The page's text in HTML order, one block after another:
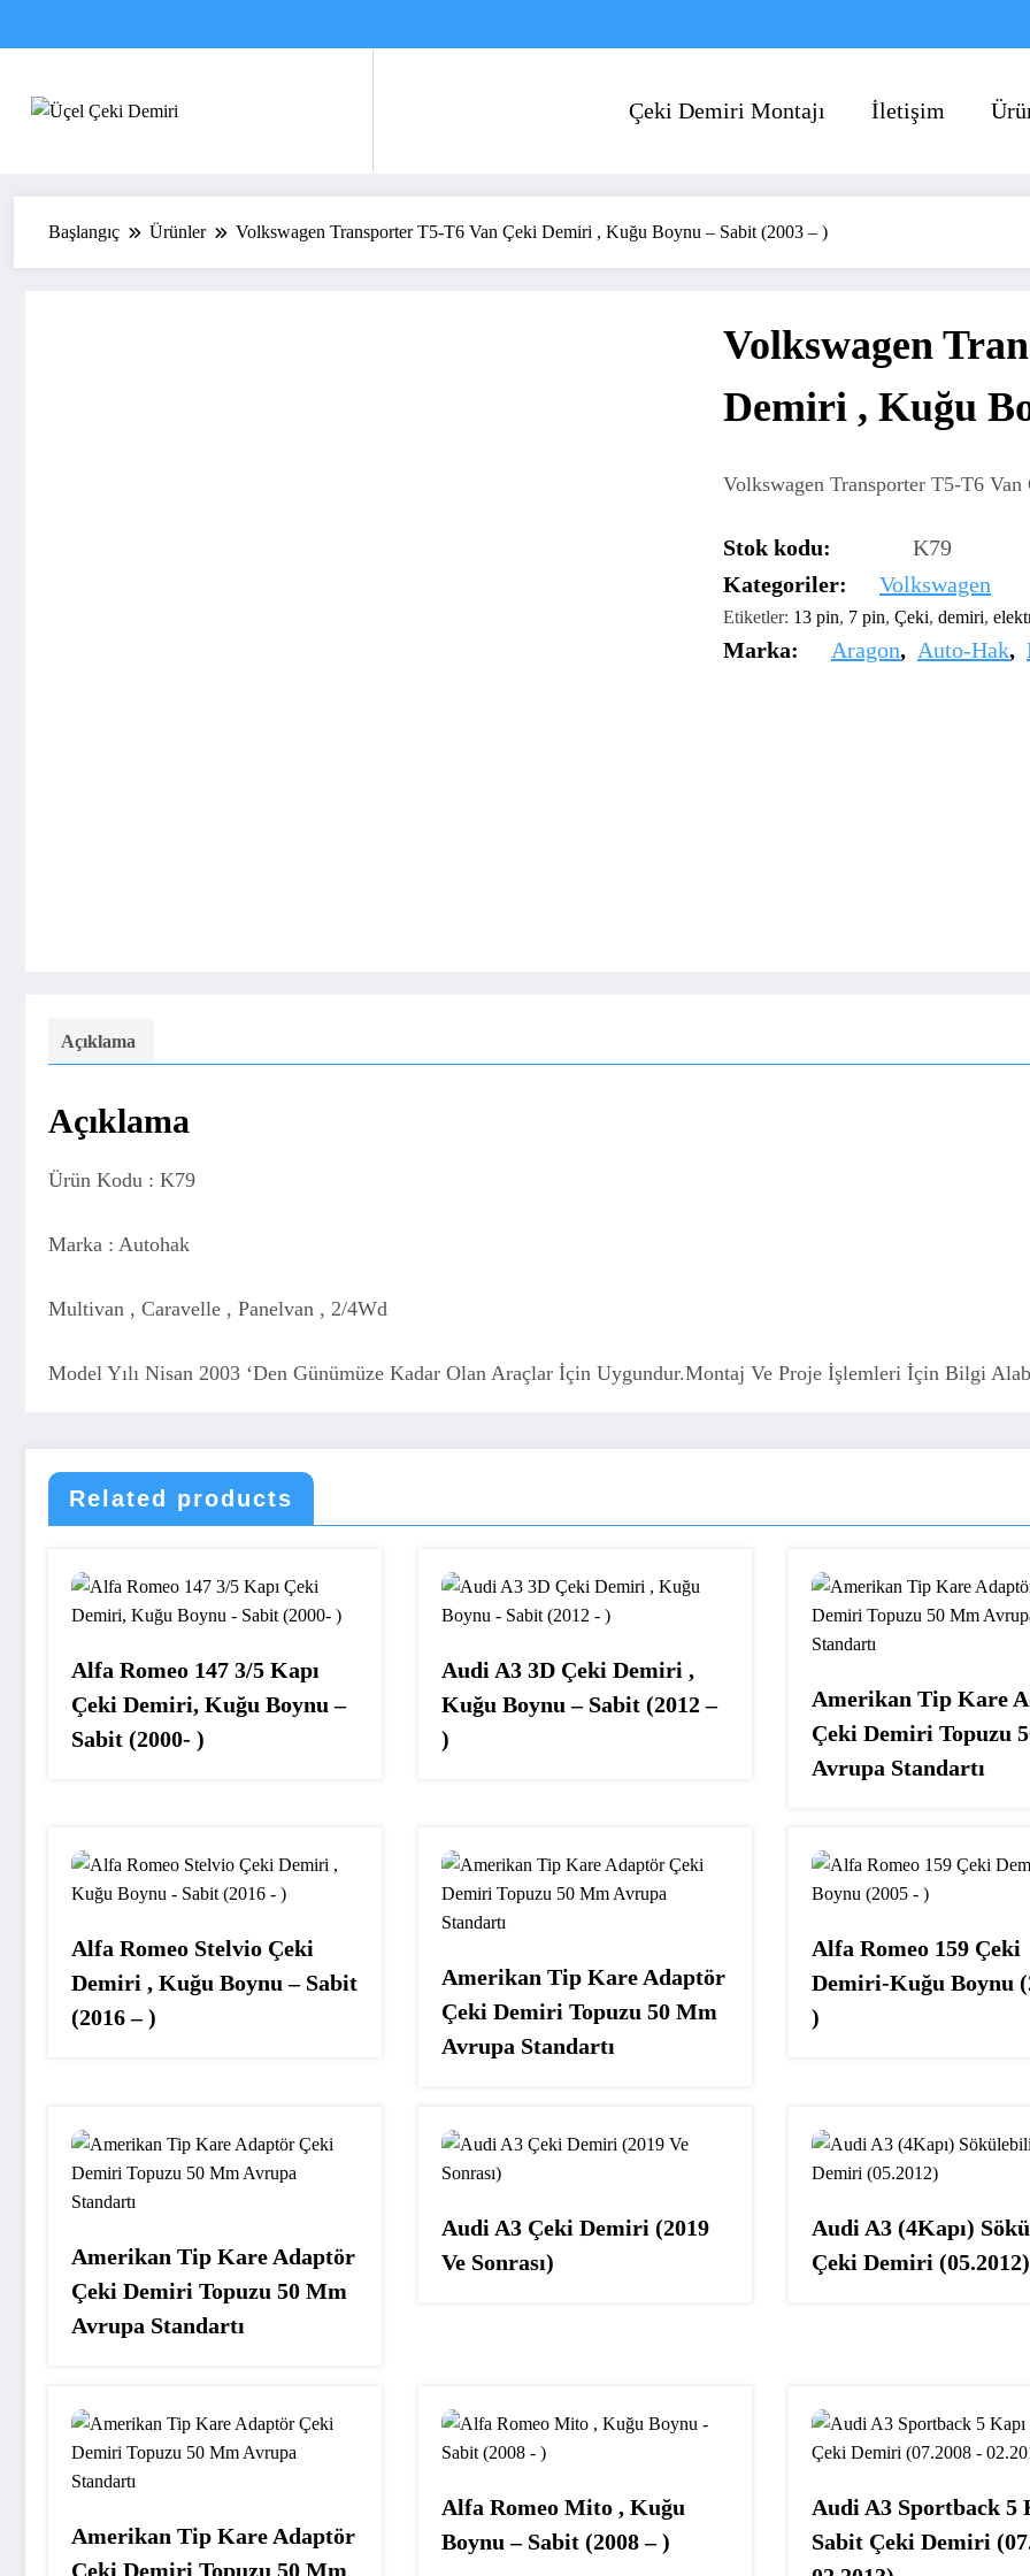
Çeki Demiri Montajı İletişim
Başlangıç Ürünler Volkswagen Transporter T5-T6 Van Çeki Demiri , Kuğu Boynu – Sabit (2003 – )
Volkswagen
Demiri , Kuğu
Volkswagen Transporter T5-T6
Stok kodu:
K79
Kategoriler:
Volkswagen
Etiketler: 13 pin, 7 pin, Çeki, demiri,
Marka: Aragon, Auto-Hak,
Açıklama
Açıklama
Ürün Kodu : K79
Marka : Autohak
Multivan , Caravelle , Panelvan , 2/4Wd
Model Yılı Nisan 2003 ‘Den Günümüze Kadar Olan Araçlar İçin Uygundur.Montaj Ve Proje İşlemleri İçin Bilgi
Related products
Alfa Romeo 147 3/5 Kapı
Çeki Demiri, Kuğu Boynu –
Sabit (2000- )
Audi A3 3D Çeki Demiri ,
Kuğu Boynu – Sabit (2012 –
)
Amerikan Tip Kare
Çeki Demiri Topuzu
Avrupa Standartı
Alfa Romeo Stelvio Çeki
Demiri , Kuğu Boynu – Sabit
(2016 – )
Amerikan Tip Kare Adaptör
Çeki Demiri Topuzu 50 Mm
Avrupa Standartı
Alfa Romeo 159 Çeki
Demiri-Kuğu Boynu
)
Amerikan Tip Kare Adaptör
Çeki Demiri Topuzu 50 Mm
Avrupa Standartı
Audi A3 Çeki Demiri (2019
Ve Sonrası)
Audi A3 (4Kapı)
Çeki Demiri (05.2012)
Amerikan Tip Kare Adaptör
Çeki Demiri Topuzu 50 Mm
Alfa Romeo Mito , Kuğu
Boynu – Sabit (2008 – )
Audi A3 Sportback 5
Sabit Çeki Demiri